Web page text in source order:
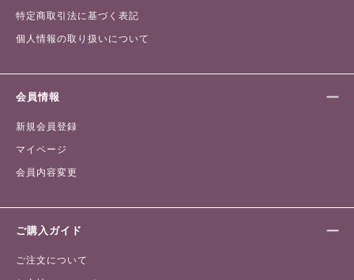
特定商取引法に基づく表記
個人情報の取り扱いについて
会員情報
新規会員登録
マイページ
会員内容変更
ご購入ガイド
ご注文について